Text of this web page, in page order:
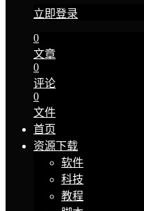
立即登录
0
文章
0
评论
0
文件
首页
资源下载
软件
科技
教程